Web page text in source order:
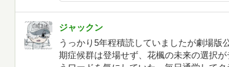
ジャックン
うっかり5年程積読していましたが劇場版
期症候群は登場せず、花楓の未来の選択